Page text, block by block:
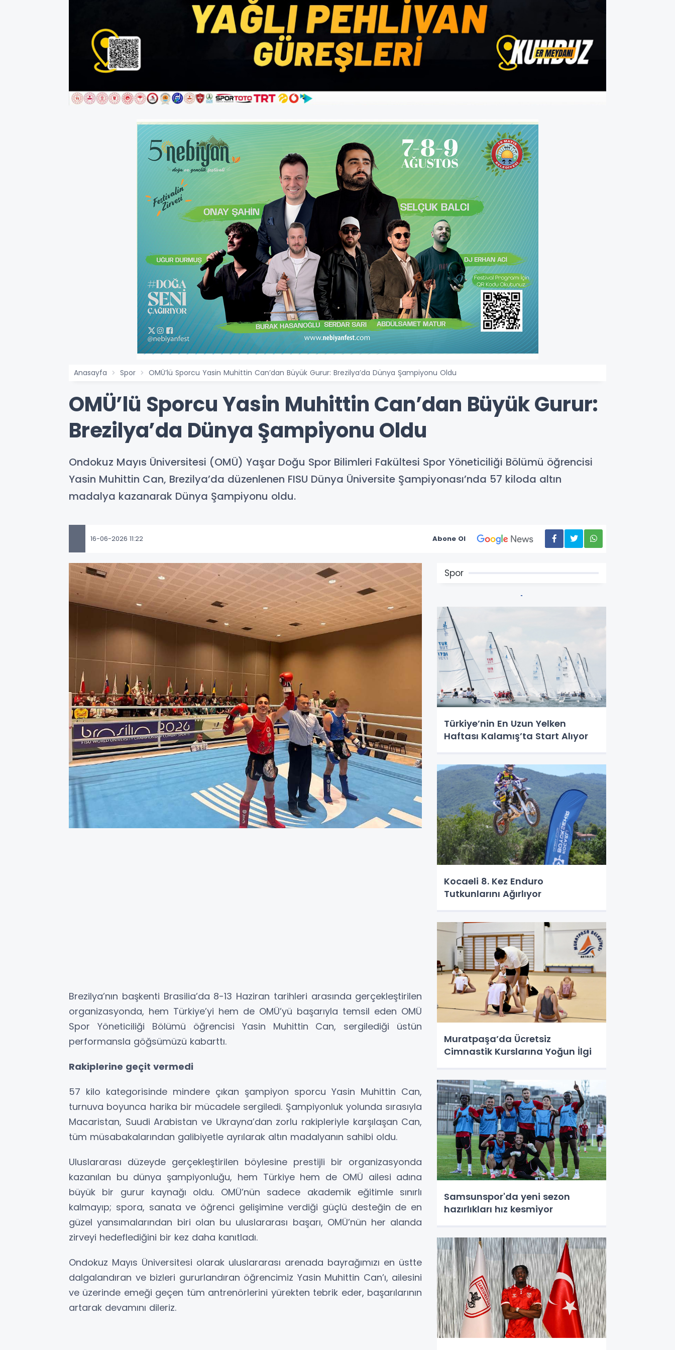
Anasayfa Spor OMÜ’lü Sporcu Yasin Muhittin Can’dan Büyük Gurur: Brezilya’da Dünya Şampiyonu Oldu
OMÜ’lü Sporcu Yasin Muhittin Can’dan Büyük Gurur:
Brezilya’da Dünya Şampiyonu Oldu
Ondokuz Mayıs Üniversitesi (OMÜ) Yaşar Doğu Spor Bilimleri Fakültesi Spor Yöneticiliği Bölümü öğrencisi
Yasin Muhittin Can, Brezilya’da düzenlenen FISU Dünya Üniversite Şampiyonası’nda 57 kiloda altın
madalya kazanarak Dünya Şampiyonu oldu.
16-06-2026 11:22 Abone Ol
Brezilya’nın başkenti Brasilia’da 8-13 Haziran tarihleri arasında gerçekleştirilen
organizasyonda, hem Türkiye’yi hem de OMÜ’yü başarıyla temsil eden OMÜ
Spor Yöneticiliği Bölümü öğrencisi Yasin Muhittin Can, sergilediği üstün
performansla göğsümüzü kabarttı.
Rakiplerine geçit vermedi
57 kilo kategorisinde mindere çıkan şampiyon sporcu Yasin Muhittin Can,
turnuva boyunca harika bir mücadele sergiledi. Şampiyonluk yolunda sırasıyla
Macaristan, Suudi Arabistan ve Ukrayna’dan zorlu rakipleriyle karşılaşan Can,
tüm müsabakalarından galibiyetle ayrılarak altın madalyanın sahibi oldu.
Uluslararası düzeyde gerçekleştirilen böylesine prestijli bir organizasyonda
kazanılan bu dünya şampiyonluğu, hem Türkiye hem de OMÜ ailesi adına
büyük bir gurur kaynağı oldu. OMÜ’nün sadece akademik eğitimle sınırlı
kalmayıp; spora, sanata ve öğrenci gelişimine verdiği güçlü desteğin de en
güzel yansımalarından biri olan bu uluslararası başarı, OMÜ’nün her alanda
zirveyi hedeflediğini bir kez daha kanıtladı.
Ondokuz Mayıs Üniversitesi olarak uluslararası arenada bayrağımızı en üstte
dalgalandıran ve bizleri gururlandıran öğrencimiz Yasin Muhittin Can’ı, ailesini
ve üzerinde emeği geçen tüm antrenörlerini yürekten tebrik eder, başarılarının
artarak devamını dileriz.
Spor
Türkiye’nin En Uzun Yelken
Haftası Kalamış’ta Start Alıyor
Kocaeli 8. Kez Enduro
Tutkunlarını Ağırlıyor
Muratpaşa’da Ücretsiz
Cimnastik Kurslarına Yoğun İlgi
Samsunspor'da yeni sezon
hazırlıkları hız kesmiyor